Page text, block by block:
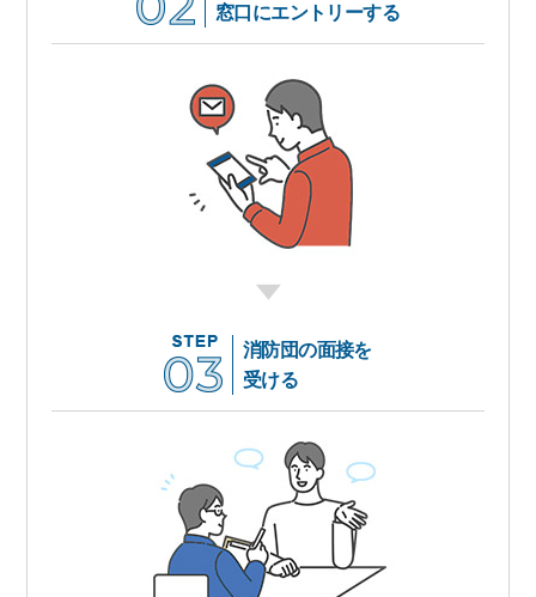
窓口にエントリーする
消防団の面接を
受ける